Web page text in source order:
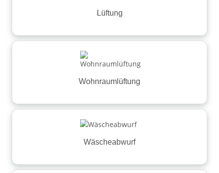
Lüftung
Wohnraumlüftung
Wäscheabwurf